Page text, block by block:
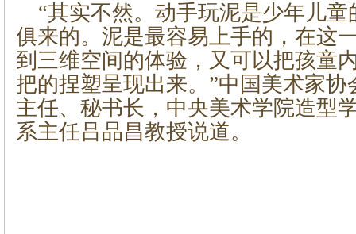
“其实不然。动手玩泥是少年儿
俱来的。泥是最容易上手的，在这
到三维空间的体验，又可以把孩童
把的捏塑呈现出来。”中国美术家
主任、秘书长，中央美术学院造型
系主任吕品昌教授说道。